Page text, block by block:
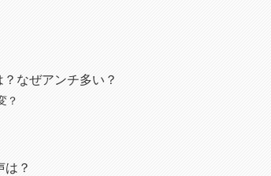
なぜアンチ多い？
？
は？